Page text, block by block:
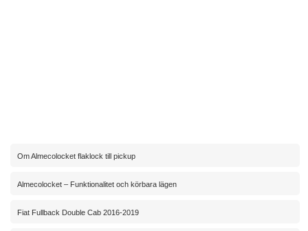
Om Almecolocket flaklock till pickup
Almecolocket – Funktionalitet och körbara lägen
Fiat Fullback Double Cab 2016-2019